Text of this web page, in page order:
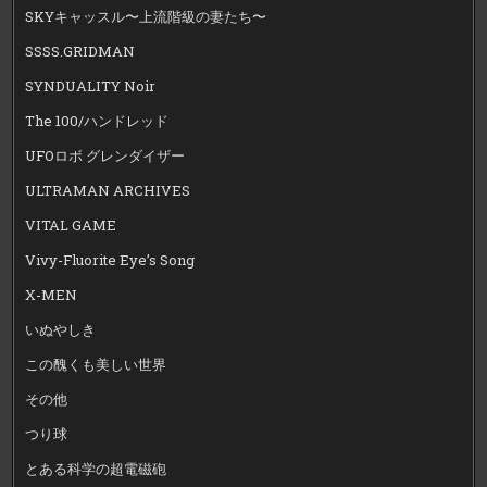
SKYキャッスル〜上流階級の妻たち〜
SSSS.GRIDMAN
SYNDUALITY Noir
The 100/ハンドレッド
UFOロボ グレンダイザー
ULTRAMAN ARCHIVES
VITAL GAME
Vivy-Fluorite Eye’s Song
X-MEN
いぬやしき
この醜くも美しい世界
その他
つり球
とある科学の超電磁砲